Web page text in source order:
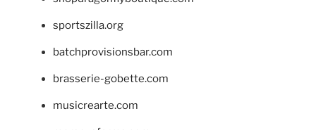
sportszilla.org
batchprovisionsbar.com
brasserie-gobette.com
musicrearte.com